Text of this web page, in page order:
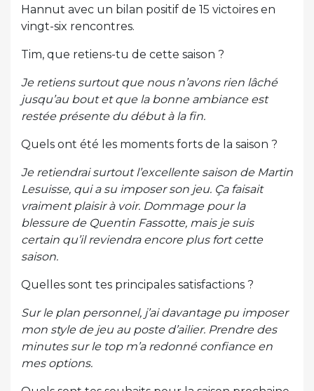
Hannut avec un bilan positif de 15 victoires en
vingt-six rencontres.
Tim, que retiens-tu de cette saison ?
Je retiens surtout que nous n’avons rien lâché
jusqu’au bout et que la bonne ambiance est
restée présente du début à la fin.
Quels ont été les moments forts de la saison ?
Je retiendrai surtout l’excellente saison de Martin
Lesuisse, qui a su imposer son jeu. Ça faisait
vraiment plaisir à voir. Dommage pour la
blessure de Quentin Fassotte, mais je suis
certain qu’il reviendra encore plus fort cette
saison.
Quelles sont tes principales satisfactions ?
Sur le plan personnel, j’ai davantage pu imposer
mon style de jeu au poste d’ailier. Prendre des
minutes sur le top m’a redonné confiance en
mes options.